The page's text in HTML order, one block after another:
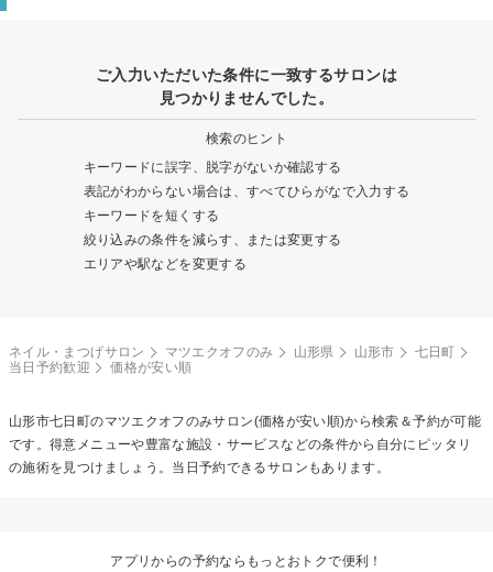
ご入力いただいた条件に一致するサロンは
見つかりませんでした。
検索のヒント
キーワードに誤字、脱字がないか確認する
表記がわからない場合は、すべてひらがなで入力する
キーワードを短くする
絞り込みの条件を減らす、または変更する
エリアや駅などを変更する
ネイル・まつげサロン マツエクオフのみ 山形県 山形市
七日町
当日予約歓迎
価格が安い順
山形市七日町のマツエクオフのみサロン(価格が安い順)から検索＆予約が可能
です。得意メニューや豊富な施設・サービスなどの条件から自分にピッタリ
の施術を見つけましょう。当日予約できるサロンもあります。
アプリからの予約ならもっとおトクで便利！